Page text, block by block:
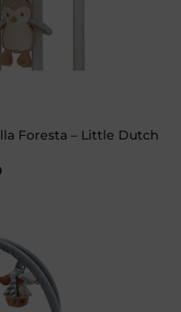
Foresta – Little Dutch